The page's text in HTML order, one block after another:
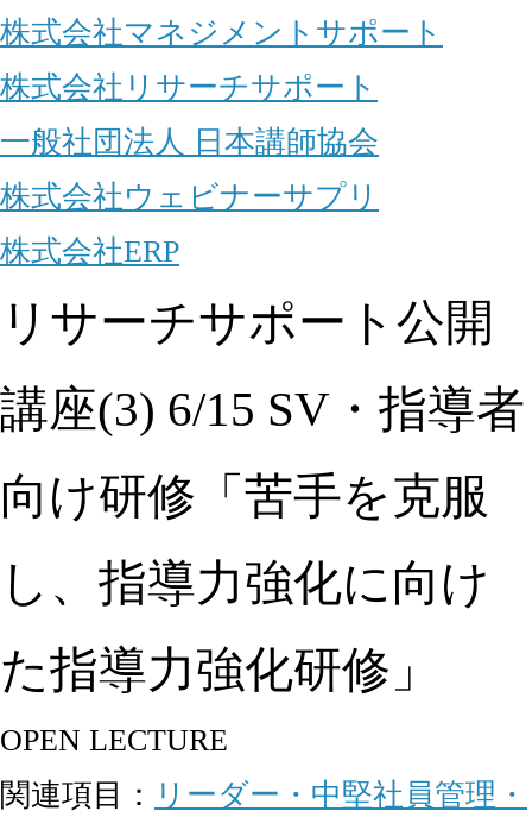
株式会社マネジメントサポート
株式会社リサーチサポート
一般社団法人 日本講師協会
株式会社ウェビナーサプリ
株式会社ERP
リサーチサポート公開
講座(3) 6/15 SV・指導者
向け研修「苦手を克服
し、指導力強化に向け
た指導力強化研修」
OPEN LECTURE
関連項目： リーダー・中堅社員管理・